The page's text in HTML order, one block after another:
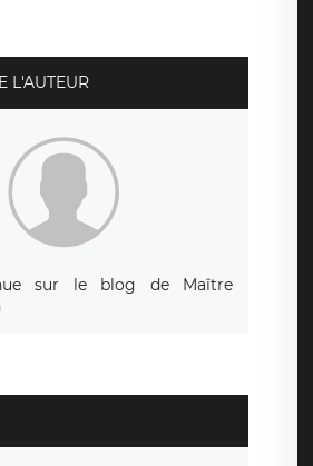
relatif à vos données à caractère
exercer ces droits auprès du délégué
LÉGAVOX, sis 9 rue Léopold
joignable à l’adresse mail :
Vous avez également
réclamation auprès d’une autorité
L'AUTEUR
sur le blog de Maître